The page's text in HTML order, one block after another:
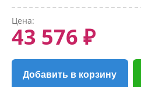
Цена:
43 576 ₽
Добавить в корзину